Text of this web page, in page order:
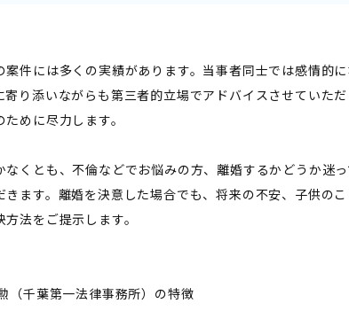
案件には多くの実績があります。当事者同士では感情的
寄り添いながらも第三者的立場でアドバイスさせていた
めに尽力します。
なくとも、不倫などでお悩みの方、離婚するかどうか迷
きます。離婚を決意した場合でも、将来の不安、子供の
法をご提示します。
千葉第一法律事務所）の特徴